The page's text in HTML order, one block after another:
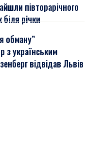
півторарічного
річки
обману”
з українським
відвідав Львів